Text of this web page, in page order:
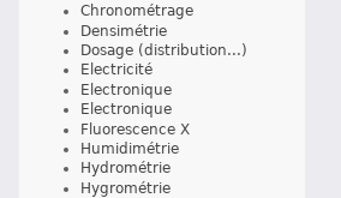
Chronométrage
Densimétrie
Dosage (distribution...)
Electricité
Electronique
Electronique
Fluorescence X
Humidimétrie
Hydrométrie
Hygrométrie